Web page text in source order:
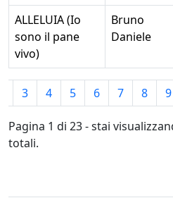
ALLELUIA (Io
sono il pane
vivo)
Bruno
Daniele
3 4 5 6 7 8 9
Pagina 1 di 23 - stai
totali.